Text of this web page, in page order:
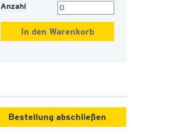
Anzahl
Bestellung abschließen